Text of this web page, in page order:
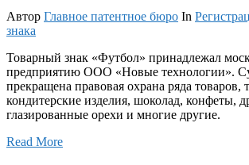
Автор Главное патентное бюро In
знака
Товарный знак «Футбол» принадлежал
предприятию ООО «Новые технологии».
прекращена правовая охрана ряда товаров,
кондитерские изделия, шоколад, конфеты,
глазированные орехи и многие другие.
Read More